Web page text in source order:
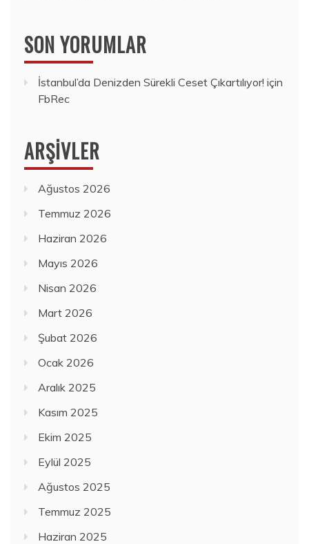
SON YORUMLAR
İstanbul’da Denizden Sürekli Ceset Çıkartılıyor! için
FbRec
ARŞIVLER
Ağustos 2026
Temmuz 2026
Haziran 2026
Mayıs 2026
Nisan 2026
Mart 2026
Şubat 2026
Ocak 2026
Aralık 2025
Kasım 2025
Ekim 2025
Eylül 2025
Ağustos 2025
Temmuz 2025
Haziran 2025